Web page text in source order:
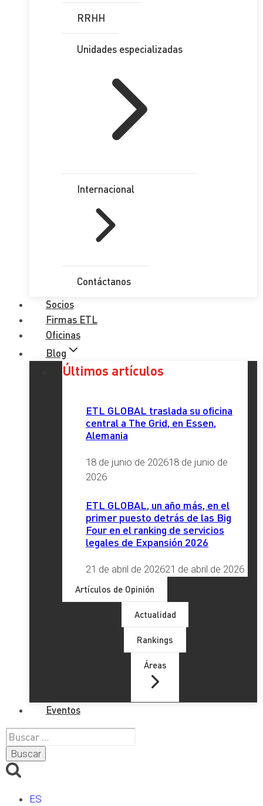
RRHH
Unidades especializadas
Internacional
Contáctanos
Socios
Firmas ETL
Oficinas
Blog
Últimos artículos
ETL GLOBAL traslada su oficina
central a The Grid, en Essen,
Alemania
18 de junio de 202618 de junio de
2026
ETL GLOBAL, un año más, en el
primer puesto detrás de las Big
Four en el ranking de servicios
legales de Expansión 2026
21 de abril de 202621 de abril de 2026
Artículos de Opinión
Actualidad
Rankings
Áreas
Eventos
Buscar:
ES